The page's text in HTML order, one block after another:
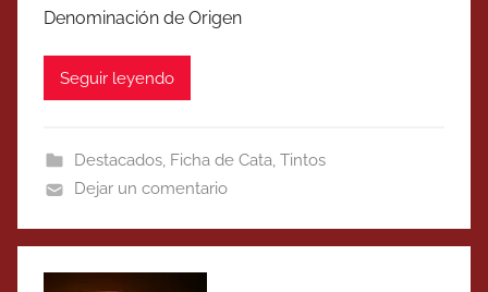
Denominación de Origen
Seguir leyendo
Destacados, Ficha de Cata, Tintos
Dejar un comentario